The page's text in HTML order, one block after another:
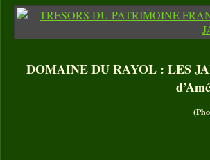
DOMAINE DU RAYOL : LES